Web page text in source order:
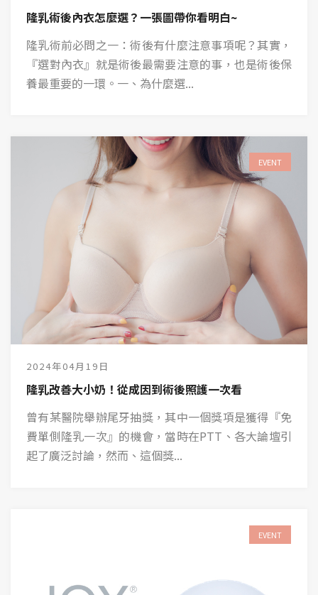
隆乳術後內衣怎麼選？一張圖帶你看明白~
隆乳術前必問之一：術後有什麼注意事項呢？其實，
『選對內衣』就是術後最需要注意的事，也是術後保
養最重要的一環。一、為什麼選...
EVENT
2024年04月19日
隆乳改善大小奶！從成因到術後照護一次看
曾有某醫院舉辦尾牙抽獎，其中一個獎項是獲得『免
費單側隆乳一次』的機會，當時在PTT、各大論壇引
起了廣泛討論，然而、這個獎...
EVENT